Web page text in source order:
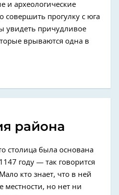
и археологические
совершить прогулку с юга
увидеть причудливое
врываются одна в
района
столица была основана
году — так говорится
кто знает, что в ней
местности, но нет ни